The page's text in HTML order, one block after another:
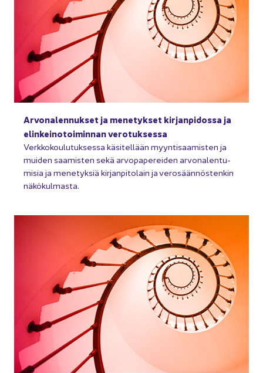
Ar­von­alen­nuk­set ja me­ne­tyk­set kir­jan­pi­dos­sa ja
elin­kei­no­toi­min­nan ve­ro­tuk­ses­sa
Verk­ko­kou­lu­tuk­ses­sa kä­si­tel­lään myyn­ti­saa­mis­ten ja
mui­den saa­mis­ten sekä ar­vo­pa­pe­rei­den ar­von­alen­tu­
mi­sia ja me­ne­tyk­siä kir­jan­pi­to­lain ja ve­ro­sään­nös­ten­kin
nä­kö­kul­mas­ta.